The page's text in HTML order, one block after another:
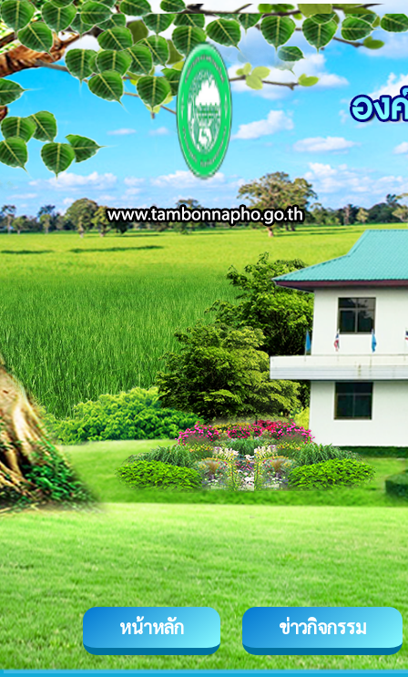
หน้าหลัก ข่าวกิจกรรม